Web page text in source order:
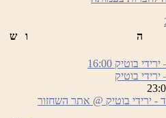
ה ו ש
בוטיק 16:00
בוטיק